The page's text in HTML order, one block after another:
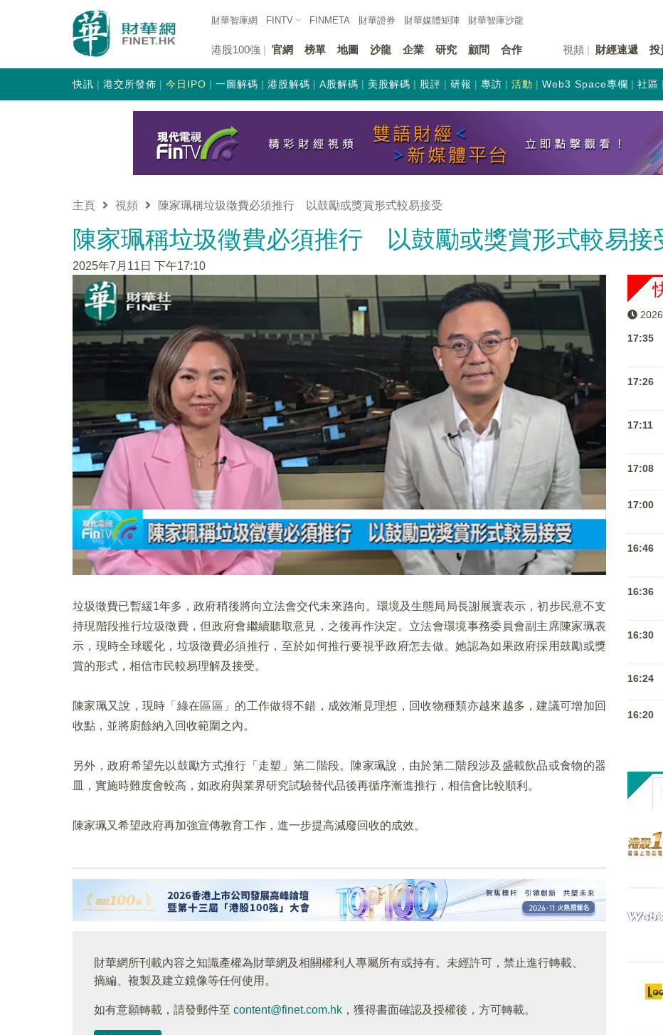
財華智庫網 FINTV FINMETA 財華證券 財華媒體矩陣 財華智庫沙龍
港股100強 官網 榜單 地圖 沙龍 企業 研究 顧問 合作 視頻 財經速遞 投
快訊 港交所發佈 今日IPO 一圖解碼 港股解碼 A股解碼 美股解碼 股評 研報 專訪 活動 Web3 Space專欄 社區
主頁 視頻 陳家珮稱垃圾徵費必須推行 以鼓勵或獎賞形式較易接受
陳家珮稱垃圾徵費必須推行 以鼓勵或獎賞形式較易接
2025年7月11日 下午17:10
垃圾徵費已暫緩1年多，政府稍後將向立法會交代未來路向。環境及生態局局長謝展寰表示，初步民意不支
持現階段推行垃圾徵費，但政府會繼續聽取意見，之後再作決定。立法會環境事務委員會副主席陳家珮表
示，現時全球暖化，垃圾徵費必須推行，至於如何推行要視乎政府怎去做。她認為如果政府採用鼓勵或獎
賞的形式，相信市民較易理解及接受。
陳家珮又說，現時「綠在區區」的工作做得不錯，成效漸見理想，回收物種類亦越來越多，建議可增加回
收點，並將廚餘納入回收範圍之內。
另外，政府希望先以鼓勵方式推行「走塑」第二階段。陳家珮說，由於第二階段涉及盛載飲品或食物的器
皿，實施時難度會較高，如政府與業界研究試驗替代品後再循序漸進推行，相信會比較順利。
陳家珮又希望政府再加強宣傳教育工作，進一步提高減廢回收的成效。
財華網所刊載內容之知識產權為財華網及相關權利人專屬所有或持有。未經許可，禁止進行轉載、
摘編、複製及建立鏡像等任何使用。
如有意願轉載，請發郵件至 content@finet.com.hk ，獲得書面確認及授權後，方可轉載。
17:35
17:26
17:11
17:08
17:00
16:46
16:36
16:30
16:24
16:20